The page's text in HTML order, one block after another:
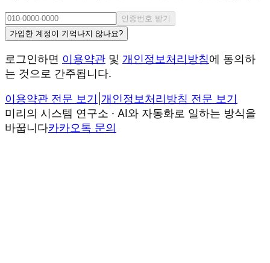
인증번호 받기
가입한 계정이 기억나지 않나요?
로그인하면 이용약관 및 개인정보처리방침에 동의하
는 것으로 간주됩니다.
이용약관 전문 보기 개인정보처리방침 전문 보기
미리의 시스템 연구소 · AI와 자동화로 일하는 방식을
바꿉니다카카오톡 문의